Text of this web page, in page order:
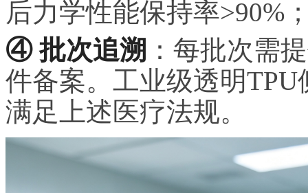
后力学性能保持率>90%
④ 批次追溯 ：每批次需
件备案。工业级透明
满足上述医疗法规。